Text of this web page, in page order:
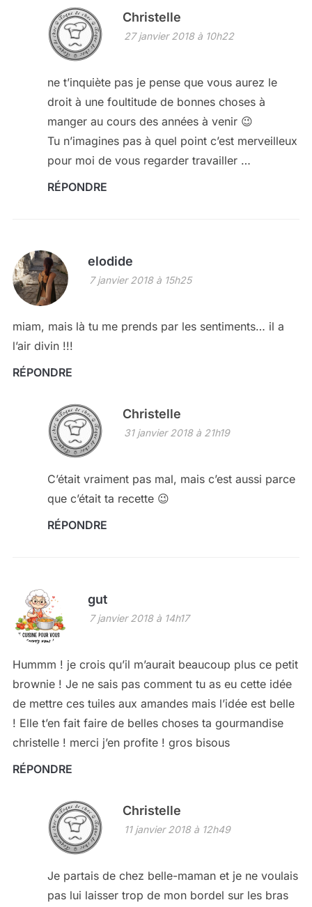
Christelle
27 janvier 2018 à 10h22
ne t’inquiète pas je pense que vous aurez le
droit à une foultitude de bonnes choses à
manger au cours des années à venir 😉
Tu n’imagines pas à quel point c’est merveilleux
pour moi de vous regarder travailler …
RÉPONDRE
elodide
7 janvier 2018 à 15h25
miam, mais là tu me prends par les sentiments… il a
l’air divin !!!
RÉPONDRE
Christelle
31 janvier 2018 à 21h19
C’était vraiment pas mal, mais c’est aussi parce
que c’était ta recette 😉
RÉPONDRE
gut
7 janvier 2018 à 14h17
Hummm ! je crois qu’il m’aurait beaucoup plus ce petit
brownie ! Je ne sais pas comment tu as eu cette idée
de mettre ces tuiles aux amandes mais l’idée est belle
! Elle t’en fait faire de belles choses ta gourmandise
christelle ! merci j’en profite ! gros bisous
RÉPONDRE
Christelle
11 janvier 2018 à 12h49
Je partais de chez belle-maman et je ne voulais
pas lui laisser trop de mon bordel sur les bras